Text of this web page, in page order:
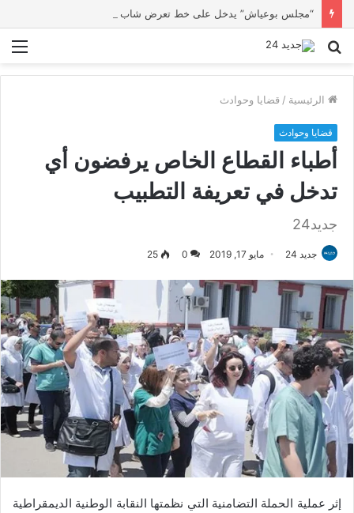
بحث
الرئيسية / قضايا وحوادث
قضايا وحوادث
أطباء القطاع الخاص يرفضون أي
تدخل في تعريفة التطبيب
جديد24
جديد 24 مايو 17, 2019 0
25
إثر عملية الحملة التضامنية التي نظمتها النقابة الوطنية الديمقراطية